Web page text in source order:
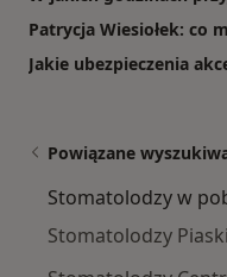
Patrycja Wiesiołek: co
Jakie ubezpieczenia
Powiązane
Stomatolodzy w
Stomatolodzy Piaski